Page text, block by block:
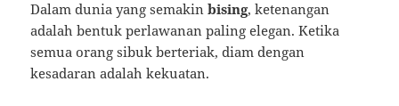
Dalam dunia yang semakinbising, ketenangan
adalah bentuk perlawanan paling elegan. Ketika
semua orang sibuk berteriak, diam dengan
kesadaran adalah kekuatan.